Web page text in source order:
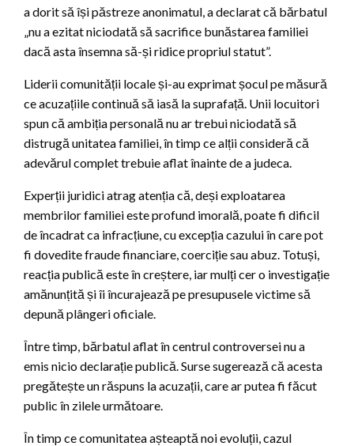
a dorit să își păstreze anonimatul, a declarat că bărbatul
„nu a ezitat niciodată să sacrifice bunăstarea familiei
dacă asta însemna să-și ridice propriul statut”.
Liderii comunității locale și-au exprimat șocul pe măsură
ce acuzațiile continuă să iasă la suprafață. Unii locuitori
spun că ambiția personală nu ar trebui niciodată să
distrugă unitatea familiei, în timp ce alții consideră că
adevărul complet trebuie aflat înainte de a judeca.
Experții juridici atrag atenția că, deși exploatarea
membrilor familiei este profund imorală, poate fi dificil
de încadrat ca infracțiune, cu excepția cazului în care pot
fi dovedite fraude financiare, coerciție sau abuz. Totuși,
reacția publică este în creștere, iar mulți cer o investigație
amănunțită și îi încurajează pe presupusele victime să
depună plângeri oficiale.
Între timp, bărbatul aflat în centrul controversei nu a
emis nicio declarație publică. Surse sugerează că acesta
pregătește un răspuns la acuzații, care ar putea fi făcut
public în zilele următoare.
În timp ce comunitatea așteaptă noi evoluții, cazul